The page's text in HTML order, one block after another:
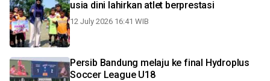
usia dini lahirkan atlet berprestasi
12 July 2026 16:41 WIB
Persib Bandung melaju ke final Hydroplus
Soccer League U18